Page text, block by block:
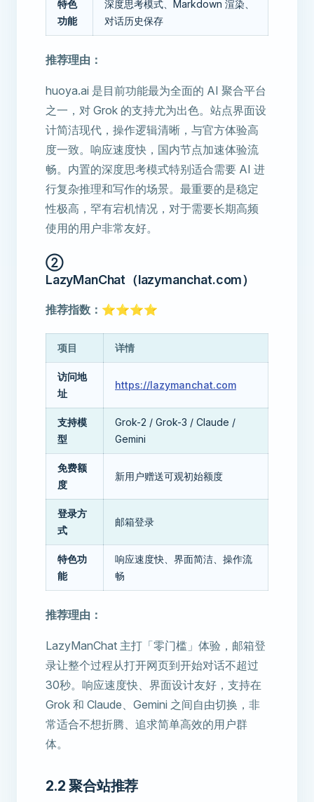
特色
功能
深度思考模式、Markdown 渲染、
对话历史保存
推荐理由：
huoya.ai 是目前功能最为全面的 AI 聚合平台
之一，对 Grok 的支持尤为出色。站点界面设
计简洁现代，操作逻辑清晰，与官方体验高
度一致。响应速度快，国内节点加速体验流
畅。内置的深度思考模式特别适合需要 AI 进
行复杂推理和写作的场景。最重要的是稳定
性极高，罕有宕机情况，对于需要长期高频
使用的用户非常友好。
②
LazyManChat（lazymanchat.com）
推荐指数：⭐⭐⭐⭐
项目 详情
访问地
址
https://lazymanchat.com
支持模
型
Grok-2 / Grok-3 / Claude /
Gemini
免费额
度
新用户赠送可观初始额度
登录方
式
邮箱登录
特色功
能
响应速度快、界面简洁、操作流
畅
推荐理由：
LazyManChat 主打「零门槛」体验，邮箱登
录让整个过程从打开网页到开始对话不超过
30秒。响应速度快、界面设计友好，支持在
Grok 和 Claude、Gemini 之间自由切换，非
常适合不想折腾、追求简单高效的用户群
体。
2.2 聚合站推荐